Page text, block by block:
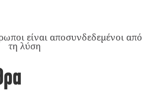
είναι αποσυνδεδεμένοι από
τη λύση